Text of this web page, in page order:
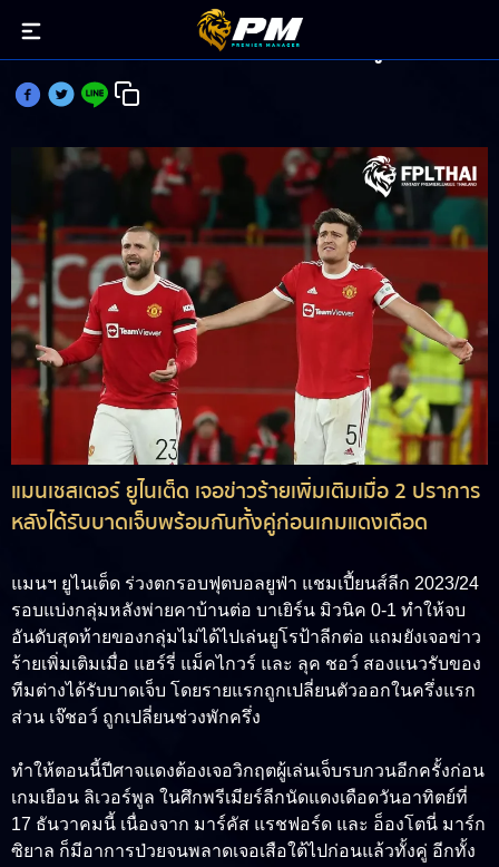
ผีช้ำตกรอบชปล.แถม แม็คไกวร์-ชอว์ เจ็บคู่
แมนเชสเตอร์ ยูไนเต็ด เจอข่าวร้ายเพิ่มเติมเมื่อ 2 ปราการ
หลังได้รับบาดเจ็บพร้อมกันทั้งคู่ก่อนเกมแดงเดือด
แมนฯ ยูไนเต็ด ร่วงตกรอบฟุตบอลยูฟ่า แชมเปี้ยนส์ลีก 2023/24
รอบแบ่งกลุ่มหลังพ่ายคาบ้านต่อ บาเยิร์น มิวนิค 0-1 ทำให้จบ
อันดับสุดท้ายของกลุ่มไม่ได้ไปเล่นยูโรป้าลีกต่อ แถมยังเจอข่าว
ร้ายเพิ่มเติมเมื่อ แฮร์รี่ แม็คไกวร์ และ ลุค ชอว์ สองแนวรับของ
ทีมต่างได้รับบาดเจ็บ โดยรายแรกถูกเปลี่ยนตัวออกในครึ่งแรก
ส่วน เจ๊ชอว์ ถูกเปลี่ยนช่วงพักครึ่ง
ทำให้ตอนนี้ปีศาจแดงต้องเจอวิกฤตผู้เล่นเจ็บรบกวนอีกครั้งก่อน
เกมเยือน ลิเวอร์พูล ในศึกพรีเมียร์ลีกนัดแดงเดือดวันอาทิตย์ที่
17 ธันวาคมนี้ เนื่องจาก มาร์คัส แรชฟอร์ด และ อ็องโตนี่ มาร์ก
ซิยาล ก็มีอาการป่วยจนพลาดเจอเสือใต้ไปก่อนแล้วทั้งคู่ อีกทั้ง